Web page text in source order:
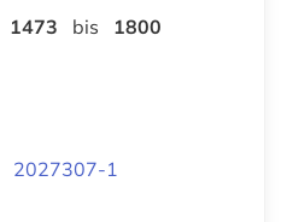
1473 bis 1800
2027307-1